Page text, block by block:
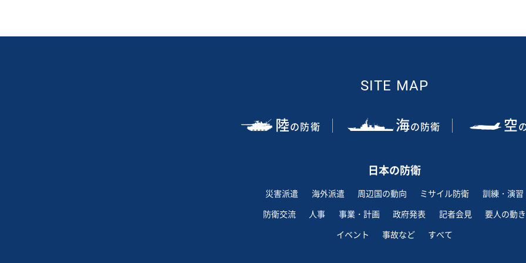
SITE MAP
陸の防衛 海の防衛 空
日本の防衛
災害派遣 海外派遣 周辺国の動向 ミサイル防衛
訓練・演習
防衛交流
人事 事業・計画 政府発表 記者会見
要人の動き
イベント
事故など すべて